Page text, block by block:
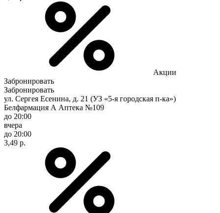
Акции
Забронировать
Забронировать
ул. Сергея Есенина, д. 21 (УЗ «5-я городская п-ка»)
Белфармация А Аптека №109
до 20:00
вчера
до 20:00
3,49 р.